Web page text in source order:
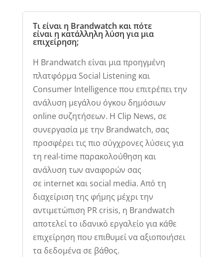
Τι είναι η Brandwatch και πότε
είναι η κατάλληλη λύση για μια
επιχείρηση;
Η Brandwatch είναι μια προηγμένη
πλατφόρμα Social Listening και
Consumer Intelligence που επιτρέπει την
ανάλυση μεγάλου όγκου δημόσιων
online συζητήσεων. H Clip News, σε
συνεργασία με την Brandwatch, σας
προσφέρει τις πιο σύγχρονες λύσεις για
τη real-time παρακολούθηση και
ανάλυση των αναφορών σας
σε internet και social media. Από τη
διαχείριση της φήμης μέχρι την
αντιμετώπιση PR crisis, η Brandwatch
αποτελεί το ιδανικό εργαλείο για κάθε
επιχείρηση που επιθυμεί να αξιοποιήσει
τα δεδομένα σε βάθος.